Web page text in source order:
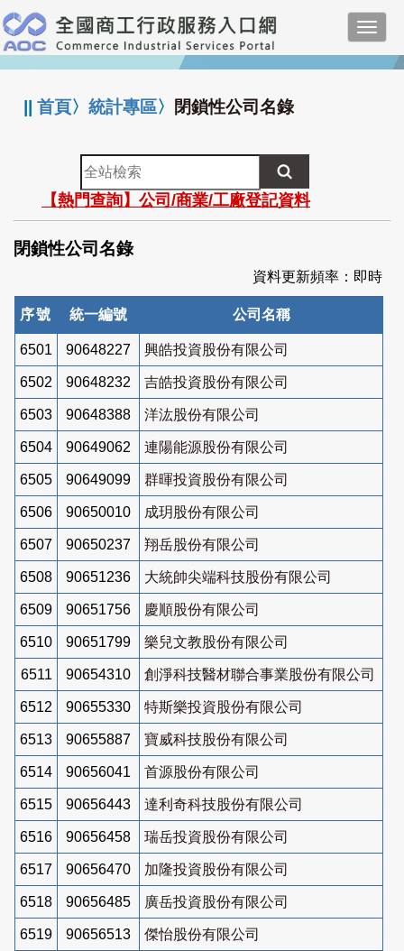
跳
到
主
要
:::
||首頁〉統計專區〉 閉鎖性公司名錄
全
站
檢
索
【熱門查詢】公司/商業/工廠登記資料
閉鎖性公司名錄
資料更新頻率：即時
序號 統一編號 公司名稱
6501 90648227 興皓投資股份有限公司
6502 90648232 吉皓投資股份有限公司
6503 90648388 洋汯股份有限公司
6504 90649062 連陽能源股份有限公司
6505 90649099 群暉投資股份有限公司
6506 90650010 成玥股份有限公司
6507 90650237 翔岳股份有限公司
6508 90651236 大統帥尖端科技股份有限公司
6509 90651756 慶順股份有限公司
6510 90651799 樂兒文教股份有限公司
6511 90654310 創淨科技醫材聯合事業股份有限公司
6512 90655330 特斯樂投資股份有限公司
6513 90655887 寶威科技股份有限公司
6514 90656041 首源股份有限公司
6515 90656443 達利奇科技股份有限公司
6516 90656458 瑞岳投資股份有限公司
6517 90656470 加隆投資股份有限公司
6518 90656485 廣岳投資股份有限公司
6519 90656513 傑怡股份有限公司